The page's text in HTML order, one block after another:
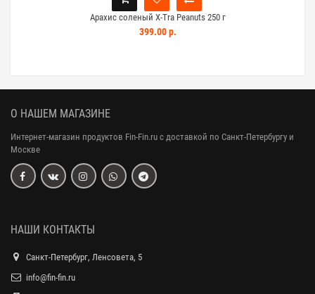
Арахис соленый X-Tra Peanuts 250 г
399.00 р.
О НАШЕМ МАГАЗИНЕ
Интернет-магазин продуктов Fin-Fin.ru с доставкой по Санкт-Петербургу и
Москве
НАШИ КОНТАКТЫ
Санкт-Петербург, Ленсовета, 5
info@fin-fin.ru